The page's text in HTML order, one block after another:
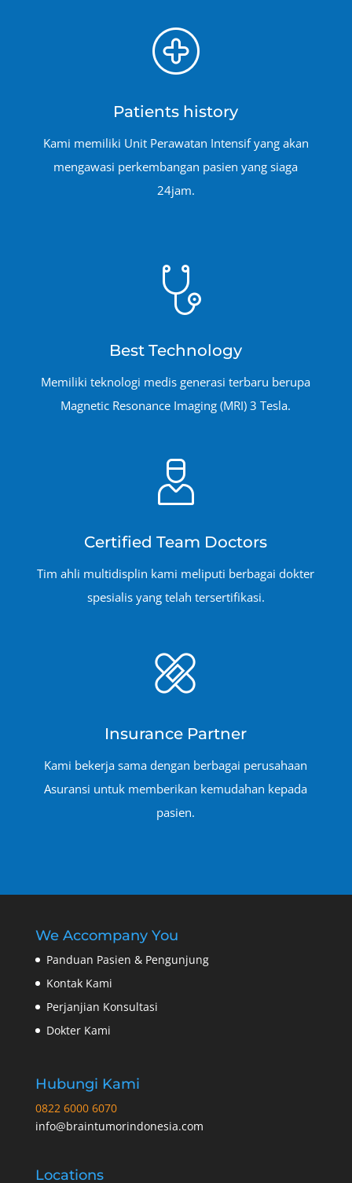
Patients history
Kami memiliki Unit Perawatan Intensif yang akan
mengawasi perkembangan pasien yang siaga
24jam.
Best Technology
Memiliki teknologi medis generasi terbaru berupa
Magnetic Resonance Imaging (MRI) 3 Tesla.
Certified Team Doctors
Tim ahli multidisplin kami meliputi berbagai dokter
spesialis yang telah tersertifikasi.
Insurance Partner
Kami bekerja sama dengan berbagai perusahaan
Asuransi untuk memberikan kemudahan kepada
pasien.
We Accompany You
Panduan Pasien & Pengunjung
Kontak Kami
Perjanjian Konsultasi
Dokter Kami
Hubungi Kami
0822 6000 6070
info@braintumorindonesia.com
Locations